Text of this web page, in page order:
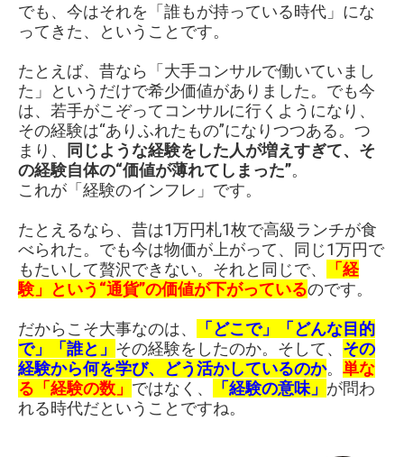
でも、今はそれを「誰もが持っている時代」にな
ってきた、ということです。
たとえば、昔なら「大手コンサルで働いていまし
た」というだけで希少価値がありました。でも今
は、若手がこぞってコンサルに行くようになり、
その経験は“ありふれたもの”になりつつある。つ
まり、 同じような経験をした人が増えすぎて、そ
の経験自体の“価値が薄れてしまった”。
これが「経験のインフレ」です。
たとえるなら、昔は1万円札1枚で高級ランチが食
べられた。でも今は物価が上がって、同じ1万円で
もたいして贅沢できない。それと同じで、
「経
験」という“通貨”の価値が下がっているのです。
だからこそ大事なのは、
「どこで」「どんな目的
で」「誰と」 その経験をしたのか。そして、 その
経験から何を学び、どう活かしているのか。 単な
る「経験の数」 ではなく、 「経験の意味」 が問わ
れる時代だということですね。